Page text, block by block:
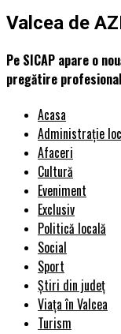
Valcea de
Pe SICAP apare o
pregătire
Acasa
Administrație
Afaceri
Cultură
Eveniment
Exclusiv
Politică locală
Social
Sport
Știri din județ
Viața în Valcea
Turism